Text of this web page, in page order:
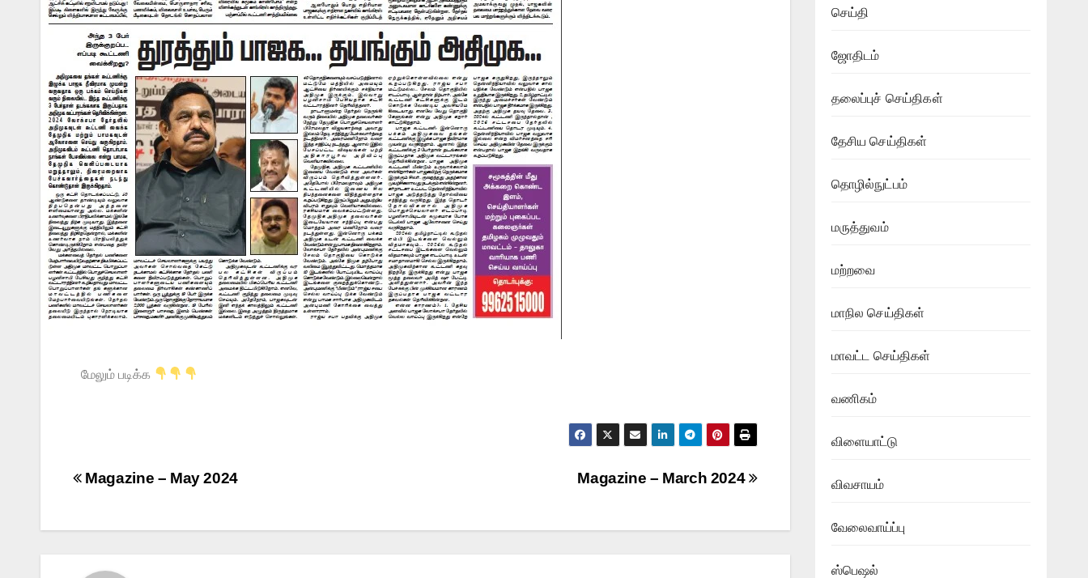
மேலும் படிக்க
Magazine – March 2024
Magazine – May 2024
செய்தி
ஜோதிடம்
தலைப்புச் செய்திகள்
தேசிய செய்திகள்
தொழில்நுட்பம்
மருத்துவம்
மற்றவை
மாநில செய்திகள்
மாவட்ட செய்திகள்
வணிகம்
விளையாட்டு
விவசாயம்
வேலைவாய்ப்பு
ஸ்பெஷல்